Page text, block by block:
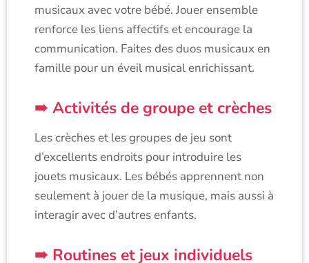
musicaux avec votre bébé. Jouer ensemble
renforce les liens affectifs et encourage la
communication. Faites des duos musicaux en
famille pour un éveil musical enrichissant.
Activités de groupe et crèches
Les crèches et les groupes de jeu sont
d’excellents endroits pour introduire les
jouets musicaux. Les bébés apprennent non
seulement à jouer de la musique, mais aussi à
interagir avec d’autres enfants.
Routines et jeux individuels